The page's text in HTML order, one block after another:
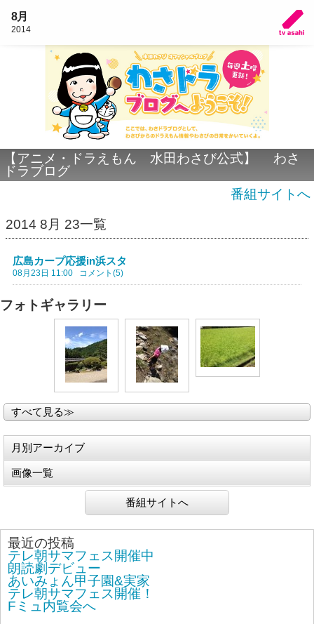
8月
2014
【アニメ・ドラえもん 水田わさび公式】 わさ
ドラブログ
番組サイトへ
2014 8月 23一覧
広島カープ応援in浜スタ
08月23日 11:00 コメント(5)
フォトギャラリー
すべて見る≫
月別アーカイブ
画像一覧
番組サイトへ
最近の投稿
テレ朝サマフェス開催中
朗読劇デビュー
あいみょん甲子園&実家
テレ朝サマフェス開催！
Fミュ内覧会へ